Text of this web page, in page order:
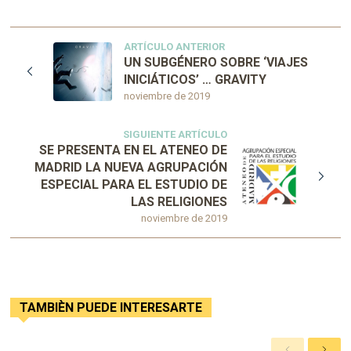
ARTÍCULO ANTERIOR
noviembre de 2019
UN SUBGÉNERO SOBRE ‘VIAJES
INICIÁTICOS’ … GRAVITY
SIGUIENTE ARTÍCULO
noviembre de 2019
SE PRESENTA EN EL ATENEO DE
MADRID LA NUEVA AGRUPACIÓN
ESPECIAL PARA EL ESTUDIO DE
LAS RELIGIONES
TAMBIÈN PUEDE INTERESARTE